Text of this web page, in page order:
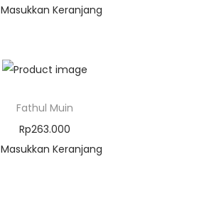
Masukkan Keranjang
Fathul Muin
Rp263.000
Masukkan Keranjang